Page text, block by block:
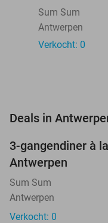
Sum Sum
Antwerpen
Verkocht: 0
Deals in
NEW
TODAY
3-gangendiner à
Antwerpen
Sum Sum
Antwerpen
Verkocht: 0